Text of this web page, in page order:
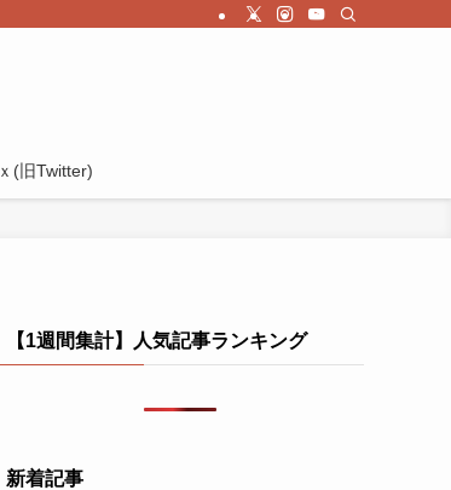
ｘ(旧Twitter)
【1週間集計】人気記事ランキング
新着記事